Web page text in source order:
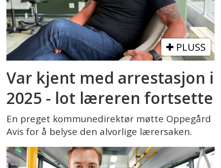
PLUSS
Var kjent med arrestasjon i
2025 - lot læreren fortsette
En preget kommunedirektør møtte Oppegård
Avis for å belyse den alvorlige lærersaken.